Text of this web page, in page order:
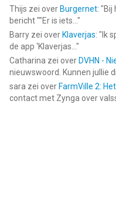
Thijs zei over Burgernet: "Bij
bericht ""Er is iets... "
Barry zei over Klaverjas: " Ik
de app ‘Klaverjas... "
Catharina zei over DVHN -
nieuwswoord. Kunnen jullie
sara zei over FarmVille 2:
contact met Zynga over